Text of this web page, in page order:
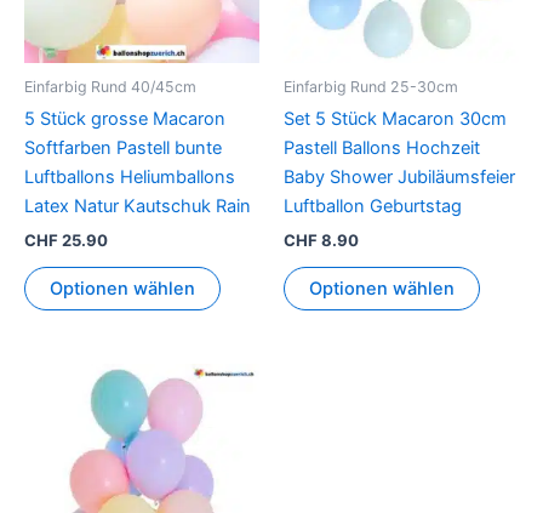
Einfarbig Rund 40/45cm
5 Stück grosse Macaron
Softfarben Pastell bunte
Luftballons Heliumballons
Latex Natur Kautschuk Rain
CHF25.90
Optionen wählen
Einfarbig Rund 25-30cm
Set 5 Stück Macaron 30cm
Pastell Ballons Hochzeit
Baby Shower Jubiläumsfeier
Luftballon Geburtstag
CHF8.90
Optionen wählen
der
gewählt
Preisspanne:
CHF 6.90
CHF 12.90
Dieses